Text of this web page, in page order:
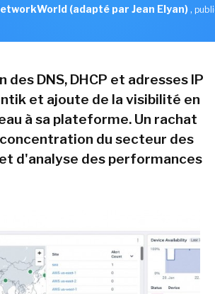
(adapté par Jean Elyan),
DNS, DHCP et adresses IP
et ajoute de la visibilité en
à sa plateforme. Un rachat
du secteur des
d'analyse des performances